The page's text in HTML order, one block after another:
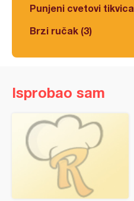
Punjeni cvetovi tikvica
Brzi ručak (3)
Isprobao sam